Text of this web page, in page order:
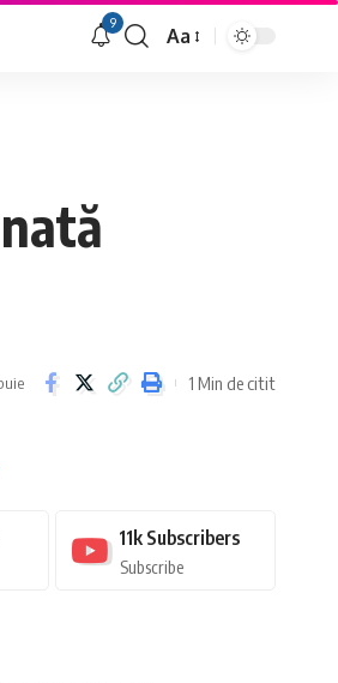
9
Font
Aa
1 Min de citit
11k Subscribers
Subscribe